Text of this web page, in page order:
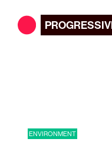
ENVIRONMENT